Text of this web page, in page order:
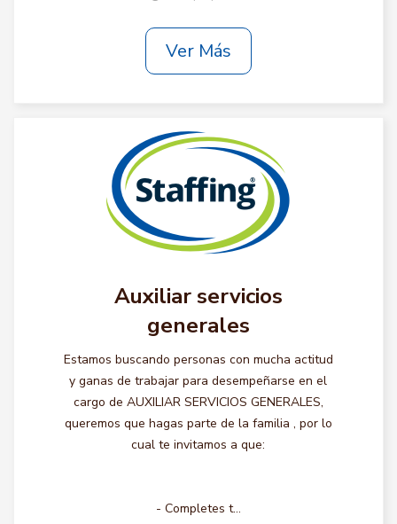
Ver Más
Auxiliar servicios
generales
Estamos buscando personas con mucha actitud
y ganas de trabajar para desempeñarse en el
cargo de AUXILIAR SERVICIOS GENERALES,
queremos que hagas parte de la familia , por lo
cual te invitamos a que:
- Completes t...